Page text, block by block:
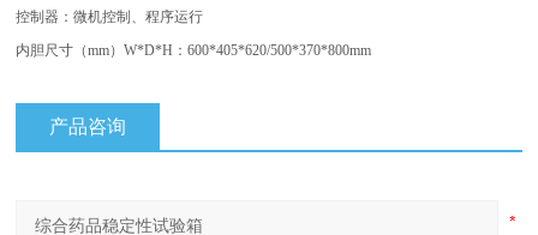
控制器：微机控制、程序运行
内胆尺寸（mm）W*D*H：600*405*620/500*370*800mm
产品咨询